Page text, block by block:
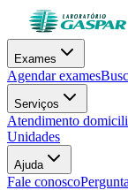
Exames
Agendar exames
Serviços
Atendimento
Unidades
Ajuda
Fale conosco